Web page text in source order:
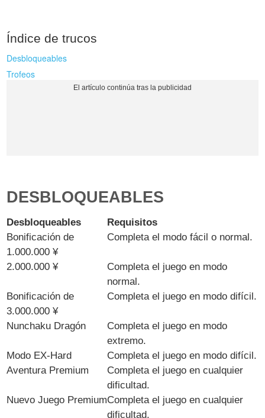
Índice de trucos
Desbloqueables
Trofeos
DESBLOQUEABLES
Desbloqueables
Requisitos
Bonificación de
1.000.000 ¥
Completa el modo fácil o normal.
2.000.000 ¥
Completa el juego en modo
normal.
Bonificación de
3.000.000 ¥
Completa el juego en modo difícil.
Nunchaku Dragón
Completa el juego en modo
extremo.
Modo EX-Hard
Completa el juego en modo difícil.
Aventura Premium
Completa el juego en cualquier
dificultad.
Nuevo Juego PremiumCompleta el juego en cualquier
dificultad.